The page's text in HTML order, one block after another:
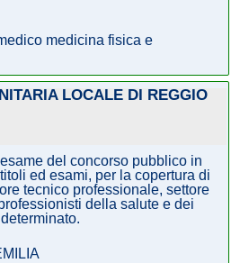
medicina fisica e
LOCALE DI REGGIO
del concorso pubblico in
ed esami, per la copertura di
tecnico professionale, settore
della salute e dei